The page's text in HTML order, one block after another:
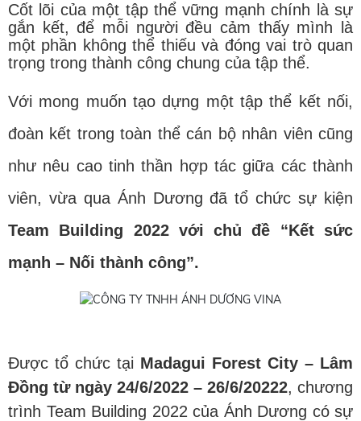
Cốt lõi của một tập thể vững mạnh chính là sự
gắn kết, để mỗi người đều cảm thấy mình là
một phần không thể thiếu và đóng vai trò quan
trọng trong thành công chung của tập thể.
Với mong muốn tạo dựng một tập thể kết nối,
đoàn kết trong toàn thể cán bộ nhân viên cũng
như nêu cao tinh thần hợp tác giữa các thành
viên, vừa qua Ánh Dương đã tổ chức sự kiện
Team Building 2022 với chủ đề “Kết sức
mạnh – Nối thành công”.
Được tổ chức tại Madagui Forest City – Lâm
Đồng từ ngày 24/6/2022 – 26/6/20222, chương
trình Team Building 2022 của Ánh Dương có sự